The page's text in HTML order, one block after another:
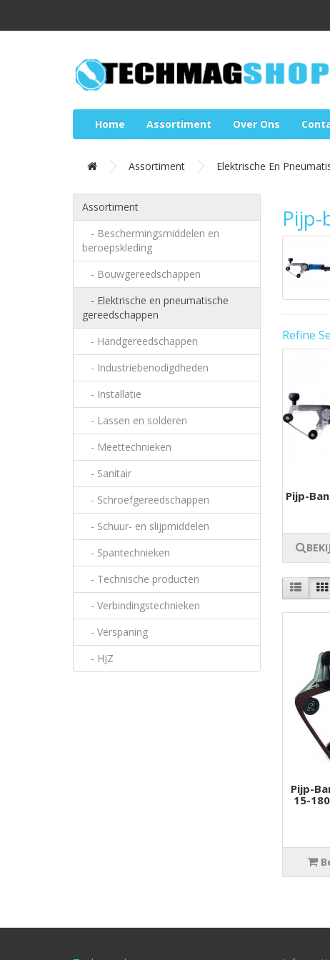
Home Assortiment Over Ons
Assortiment Elektrische En
Assortiment
- Beschermingsmiddelen en
beroepskleding
- Bouwgereedschappen
- Elektrische en pneumatische
gereedschappen
- Handgereedschappen
- Industriebenodigdheden
- Installatie
- Lassen en solderen
- Meettechnieken
- Sanitair
- Schroefgereedschappen
- Schuur- en slijpmiddelen
- Spantechnieken
- Technische producten
- Verbindingstechnieken
- Verspaning
- HJZ
Pijp-
Refine
Pijp-
Pijp-
15-